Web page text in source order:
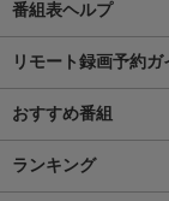
番組表ヘルプ
リモート録画予約ガ
おすすめ番組
ランキング